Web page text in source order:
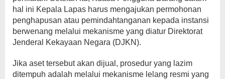
hal ini Kepala Lapas harus mengajukan permohonan
penghapusan atau pemindahtanganan kepada instansi
berwenang melalui mekanisme yang diatur Direktorat
Jenderal Kekayaan Negara (DJKN).
Jika aset tersebut akan dijual, prosedur yang lazim
ditempuh adalah melalui mekanisme lelang resmi yang